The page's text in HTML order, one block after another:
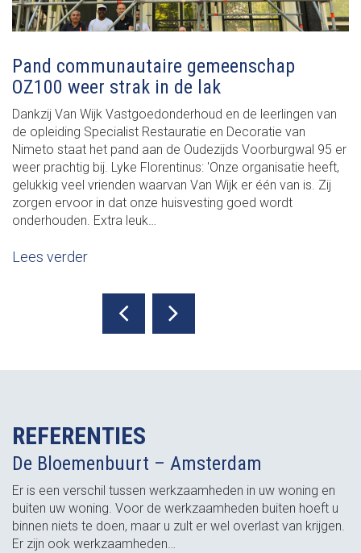
Pand communautaire gemeenschap
OZ100 weer strak in de lak
Dankzij Van Wijk Vastgoedonderhoud en de leerlingen van
de opleiding Specialist Restauratie en Decoratie van
Nimeto staat het pand aan de Oudezijds Voorburgwal 95 er
weer prachtig bij. Lyke Florentinus: 'Onze organisatie heeft,
gelukkig veel vrienden waarvan Van Wijk er één van is. Zij
zorgen ervoor in dat onze huisvesting goed wordt
onderhouden. Extra leuk…
Lees verder
REFERENTIES
De Bloemenbuurt – Amsterdam
Er is een verschil tussen werkzaamheden in uw woning en
buiten uw woning. Voor de werkzaamheden buiten hoeft u
binnen niets te doen, maar u zult er wel overlast van krijgen.
Er zijn ook werkzaamheden…